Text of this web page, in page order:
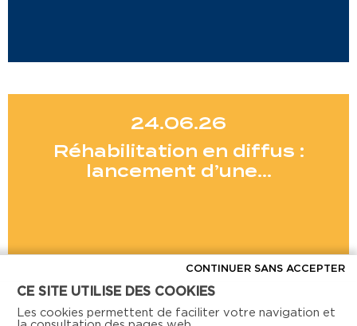
24.06.26
Réhabilitation en diffus :
lancement d’une…
Voir toutes les actus
CE SITE UTILISE DES COOKIES
Les cookies permettent de faciliter votre navigation et
CONTINUER SANS ACCEPTER